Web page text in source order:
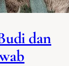
dan